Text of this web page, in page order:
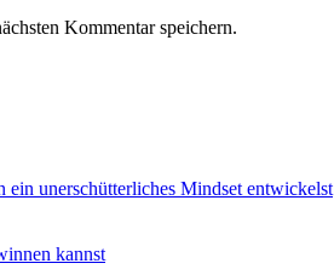
Kommentar speichern.
unerschütterliches Mindset entwickelst
kannst